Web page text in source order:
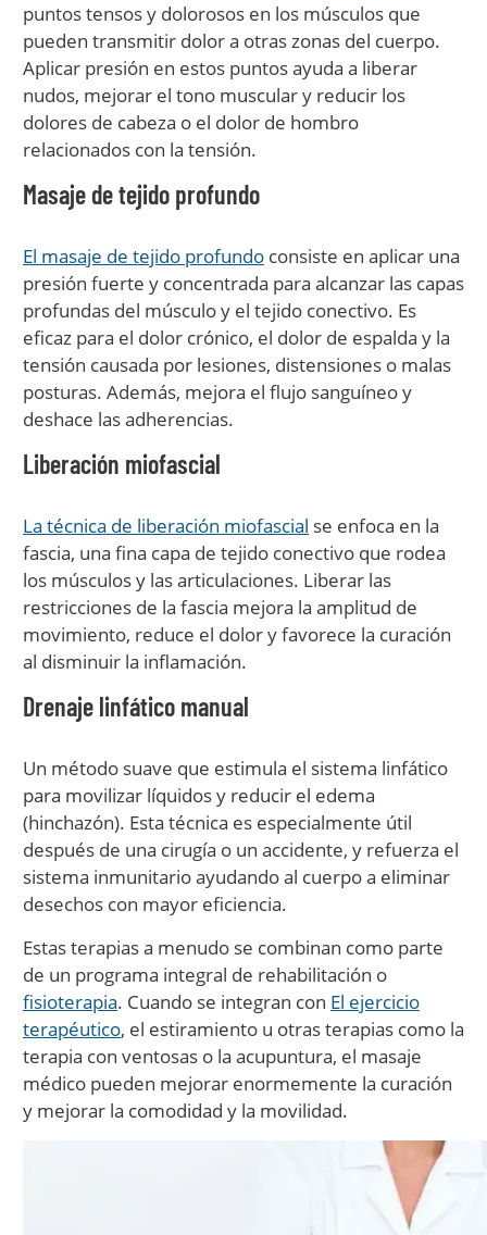
puntos tensos y dolorosos en los músculos que
pueden transmitir dolor a otras zonas del cuerpo.
Aplicar presión en estos puntos ayuda a liberar
nudos, mejorar el tono muscular y reducir los
dolores de cabeza o el dolor de hombro
relacionados con la tensión.
Masaje de tejido profundo
El masaje de tejido profundo consiste en aplicar una
presión fuerte y concentrada para alcanzar las capas
profundas del músculo y el tejido conectivo. Es
eficaz para el dolor crónico, el dolor de espalda y la
tensión causada por lesiones, distensiones o malas
posturas. Además, mejora el flujo sanguíneo y
deshace las adherencias.
Liberación miofascial
La técnica de liberación miofascial se enfoca en la
fascia, una fina capa de tejido conectivo que rodea
los músculos y las articulaciones. Liberar las
restricciones de la fascia mejora la amplitud de
movimiento, reduce el dolor y favorece la curación
al disminuir la inflamación.
Drenaje linfático manual
Un método suave que estimula el sistema linfático
para movilizar líquidos y reducir el edema
(hinchazón). Esta técnica es especialmente útil
después de una cirugía o un accidente, y refuerza el
sistema inmunitario ayudando al cuerpo a eliminar
desechos con mayor eficiencia.
Estas terapias a menudo se combinan como parte
de un programa integral de rehabilitación o
fisioterapia. Cuando se integran con El ejercicio
terapéutico, el estiramiento u otras terapias como la
terapia con ventosas o la acupuntura, el masaje
médico pueden mejorar enormemente la curación
y mejorar la comodidad y la movilidad.